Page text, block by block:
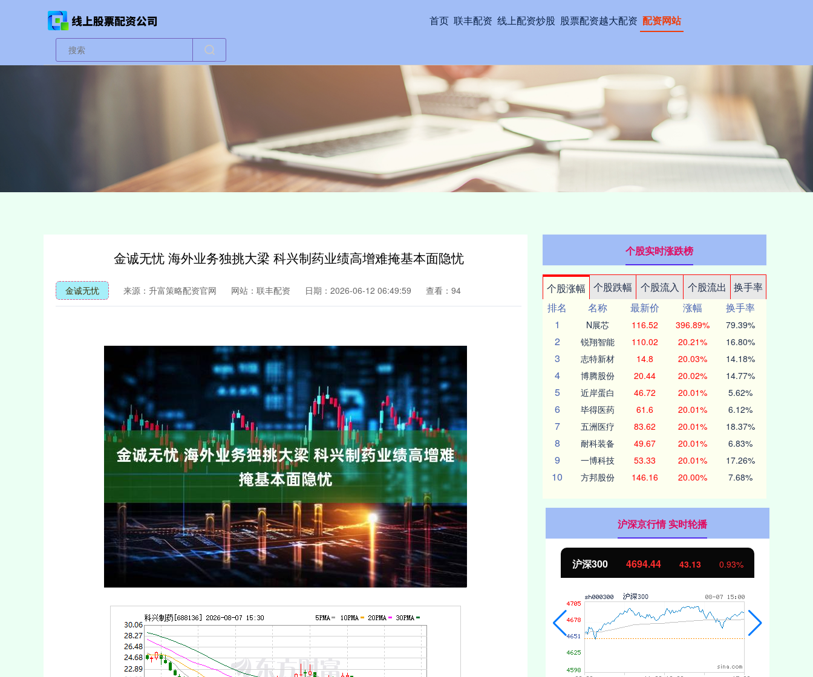
首页 联丰配资 线上配资炒股 股票配资越大配资 配资网站
金诚无忧 海外业务独挑大梁 科兴制药业绩高增难掩基本面隐忧
金诚无忧 来源：升富策略配资官网 网站：联丰配资 日期：2026-06-12 06:49:59 查看：94
个股实时涨跌榜
个股涨幅 个股跌幅 个股流入 个股流出
换手率
排名
名称 最新价 涨幅
换手率
1
N展芯 116.52 396.89% 79.39%
2 锐翔智能 110.02 20.21% 16.80%
3 志特新材 14.8 20.03% 14.18%
4 博腾股份 20.44 20.02% 14.77%
5 近岸蛋白 46.72 20.01% 5.62%
6 毕得医药 61.6 20.01% 6.12%
7 五洲医疗 83.62 20.01% 18.37%
8 耐科装备 49.67 20.01% 6.83%
9 一博科技 53.33 20.01% 17.26%
10 方邦股份 146.16 20.00% 7.68%
沪深京行情 实时轮播
深证成指 14311.01 200.89 1.42% 沪深300 4694.44 43.13 北证50 1134.24 11.37 1.01%